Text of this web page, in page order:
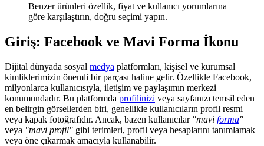
Benzer ürünleri özellik, fiyat ve kullanıcı yorumlarına
göre karşılaştırın, doğru seçimi yapın.
Giriş: Facebook ve Mavi Forma İkonu
Dijital dünyada sosyal medya platformları, kişisel ve kurumsal
kimliklerimizin önemli bir parçası haline gelir. Özellikle Facebook,
milyonlarca kullanıcısıyla, iletişim ve paylaşımın merkezi
konumundadır. Bu platformda profilinizi veya sayfanızı temsil eden
en belirgin görsellerden biri, genellikle kullanıcıların profil resmi
veya kapak fotoğrafıdır. Ancak, bazen kullanıcılar "mavi forma"
veya "mavi profil" gibi terimleri, profil veya hesaplarını tanımlamak
veya öne çıkarmak amacıyla kullanabilir.